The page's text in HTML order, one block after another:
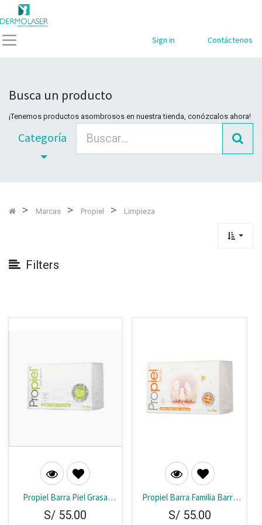
Sign in Contáctenos
Busca un producto
¡Tenemos productos asombrosos en nuestra tienda, conózcalos ahora!
Categoría
Marcas Propiel Limpieza
Filters
Mostrar
Categorías
Propiel Barra Piel Grasa
Barra 100 gr
S/ 55.00
Propiel Barra Familia Barra
100 gr
S/ 55.00